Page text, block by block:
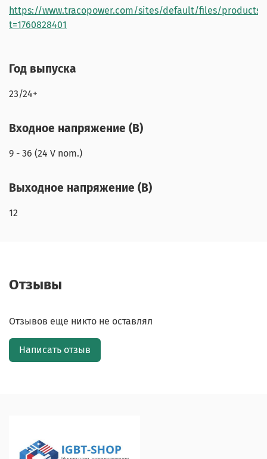
https://www.tracopower.com/sites/default/files/
t=1760828401
Год выпуска
23/24+
Входное напряжение (В)
9 - 36 (24 V nom.)
Выходное напряжение (В)
12
Отзывы
Отзывов еще никто не оставлял
Написать отзыв